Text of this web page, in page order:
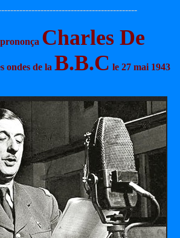
Charles De
ondes de la B.B.C le 27 mai 1943